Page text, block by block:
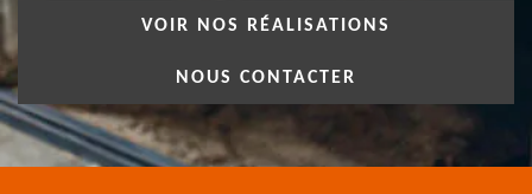
VOIR NOS RÉALISATIONS
NOUS CONTACTER